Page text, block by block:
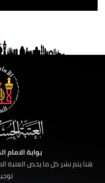
بوابة الامام
هنا يتم نشر كل ما يخص العتبة